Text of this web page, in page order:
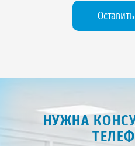
НУЖНА